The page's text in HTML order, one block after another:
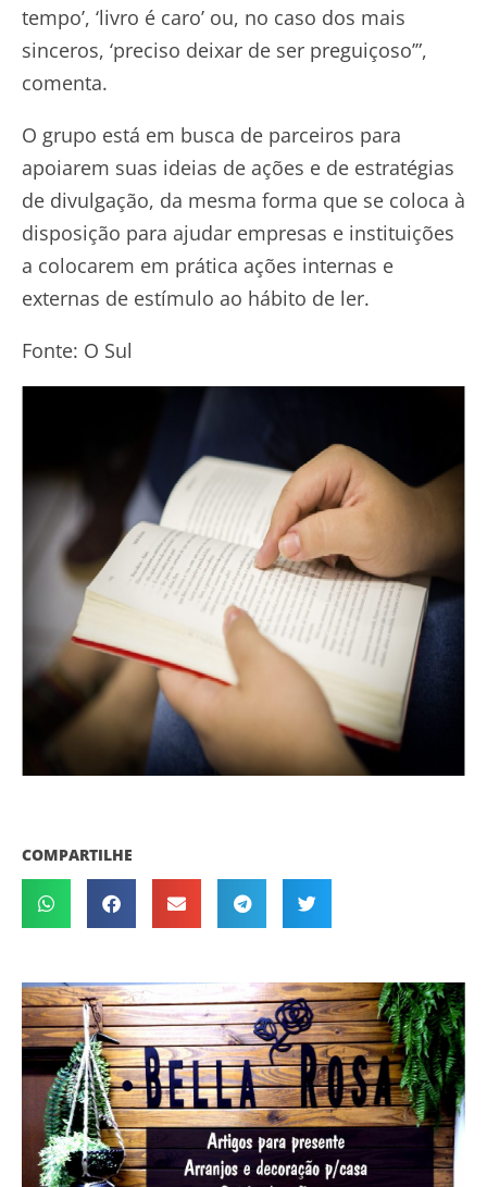
tempo’, ‘livro é caro’ ou, no caso dos mais
sinceros, ‘preciso deixar de ser preguiçoso’”,
comenta.
O grupo está em busca de parceiros para
apoiarem suas ideias de ações e de estratégias
de divulgação, da mesma forma que se coloca à
disposição para ajudar empresas e instituições
a colocarem em prática ações internas e
externas de estímulo ao hábito de ler.
Fonte: O Sul
COMPARTILHE